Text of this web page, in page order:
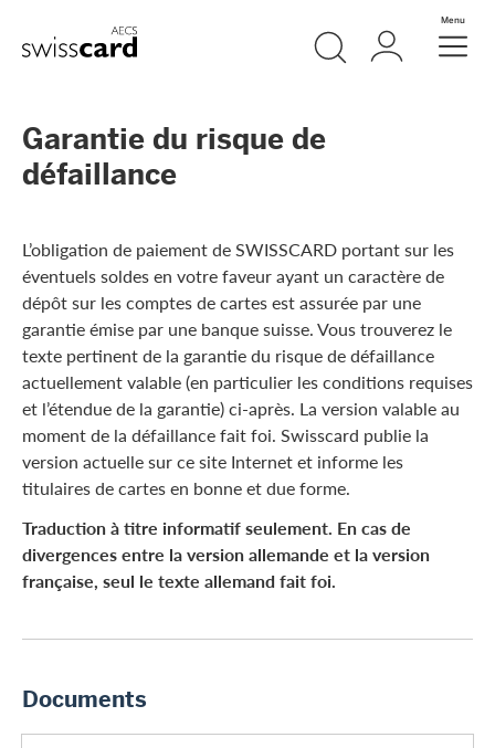
Header
Logo Meta Navigation
Recherche
Login Menu
Garantie du risque de
défaillance
L’obligation de paiement de SWISSCARD portant sur les
éventuels soldes en votre faveur ayant un caractère de
dépôt sur les comptes de cartes est assurée par une
garantie émise par une banque suisse. Vous trouverez le
texte pertinent de la garantie du risque de défaillance
actuellement valable (en particulier les conditions requises
et l’étendue de la garantie) ci-après. La version valable au
moment de la défaillance fait foi. Swisscard publie la
version actuelle sur ce site Internet et informe les
titulaires de cartes en bonne et due forme.
Traduction à titre informatif seulement. En cas de
divergences entre la version allemande et la version
française, seul le texte allemand fait foi.
Documents